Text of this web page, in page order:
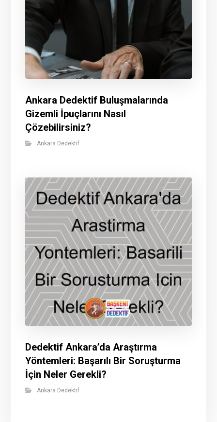
Ankara Dedektif Buluşmalarında
Gizemli İpuçlarını Nasıl
Çözebilirsiniz?
Ankara Dedektif
Dedektif Ankara’da Araştırma
Yöntemleri: Başarılı Bir Soruşturma
İçin Neler Gerekli?
Ankara Dedektif